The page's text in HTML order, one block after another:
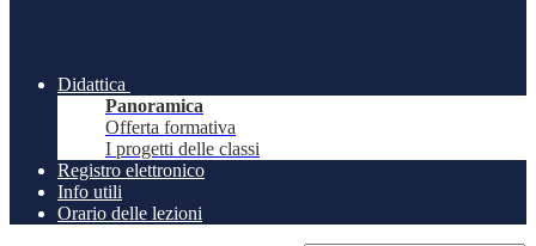
Didattica
Panoramica
Offerta formativa
I progetti delle classi
Registro elettronico
Info utili
Orario delle lezioni